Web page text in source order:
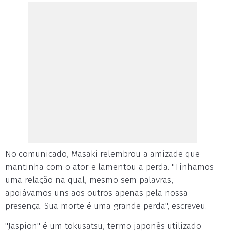
No comunicado, Masaki relembrou a amizade que
mantinha com o ator e lamentou a perda. "Tínhamos
uma relação na qual, mesmo sem palavras,
apoiávamos uns aos outros apenas pela nossa
presença. Sua morte é uma grande perda", escreveu.
"Jaspion" é um tokusatsu, termo japonês utilizado